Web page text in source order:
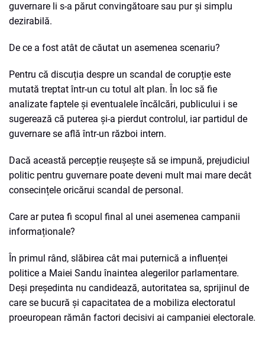
guvernare li s-a părut convingătoare sau pur și simplu
dezirabilă.
De ce a fost atât de căutat un asemenea scenariu?
Pentru că discuția despre un scandal de corupție este
mutată treptat într-un cu totul alt plan. În loc să fie
analizate faptele și eventualele încălcări, publicului i se
sugerează că puterea și-a pierdut controlul, iar partidul de
guvernare se află într-un război intern.
Dacă această percepție reușește să se impună, prejudiciul
politic pentru guvernare poate deveni mult mai mare decât
consecințele oricărui scandal de personal.
Care ar putea fi scopul final al unei asemenea campanii
informaționale?
În primul rând, slăbirea cât mai puternică a influenței
politice a Maiei Sandu înaintea alegerilor parlamentare.
Deși președinta nu candidează, autoritatea sa, sprijinul de
care se bucură și capacitatea de a mobiliza electoratul
proeuropean rămân factori decisivi ai campaniei electorale.